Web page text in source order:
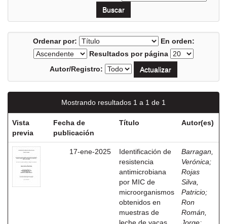
Ordenar por:
En orden:
Resultados por página
Autor/Registro:
Mostrando resultados 1 a 1 de 1
Vista
previa
Fecha de
publicación
Título Autor(es)
17-ene-2025
Identificación de
resistencia
antimicrobiana
por MIC de
microorganismos
obtenidos en
muestras de
Barragan,
Verónica;
Rojas
Silva,
Patricio;
Ron
Román,